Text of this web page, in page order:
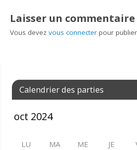
Laisser un commentaire
Vous devezvous connecter pour
Calendrier des parties
LU MA ME JE